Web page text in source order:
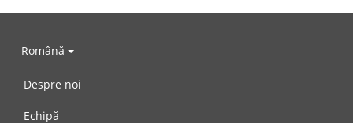
Română
Despre noi
Echipă